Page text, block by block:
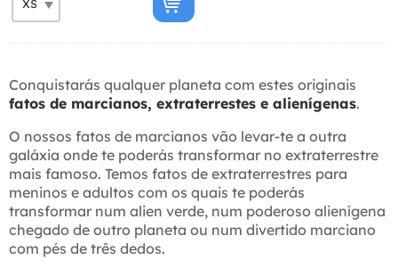
Conquistarás qualquer planeta com estes originais
fatos de marcianos, extraterrestes e alienígenas.
O nossos fatos de marcianos vão levar-te a outra
galáxia onde te poderás transformar no extraterrestre
mais famoso. Temos fatos de extraterrestres para
meninos e adultos com os quais te poderás
transformar num alien verde, num poderoso alienígena
chegado de outro planeta ou num divertido marciano
com pés de três dedos.